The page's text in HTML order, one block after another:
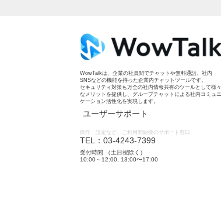
WowTalkは、企業の社員間でチャットや無料通話、社内
SNSなどの機能を持った企業内チャットツールです。
セキュリティ対策も万全の社内情報共有のツールとして様々
なメリットを提供し、グループチャットによる社内コミュニ
ケーション活性化を実現します。
ユーザーサポート
操作・設定など、ご利用開始後のサポート窓口
TEL：03-4243-7399
受付時間 （土日祝除く）
10:00～12:00, 13:00〜17:00